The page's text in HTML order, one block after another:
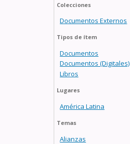
Colecciones
Documentos Externos
Tipos de ítem
Documentos
Documentos (Digitales)
Libros
Lugares
América Latina
Temas
Alianzas